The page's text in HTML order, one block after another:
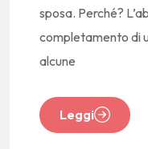
sposa. Perché?
completamento di
alcune
Leggi